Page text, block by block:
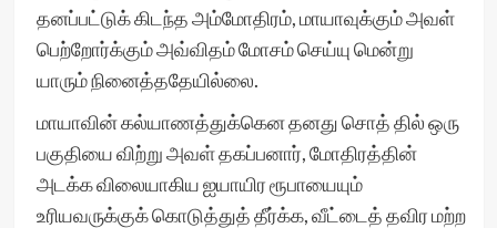
தனப்பட்டுக் கிடந்த அம்மோதிரம், மாயாவுக்கும் அவள்
பெற்றோர்க்கும் அவ்விதம் மோசம் செய்யு மென்று
யாரும் நினைத்ததேயில்லை.
மாயாவின் கல்யாணத்துக்கென தனது சொத் தில் ஒரு
பகுதியை விற்று அவள் தகப்பனார், மோதிரத்தின்
அடக்க விலையாகிய ஐயாயிர ரூபாயையும்
உரியவருக்குக் கொடுத்துத் தீர்க்க, வீட்டைத் தவிர மற்ற